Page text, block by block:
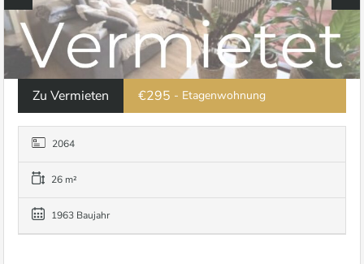
Zu Vermieten €295 - Etagenwohnung
2064
26 m²
1963 Baujahr